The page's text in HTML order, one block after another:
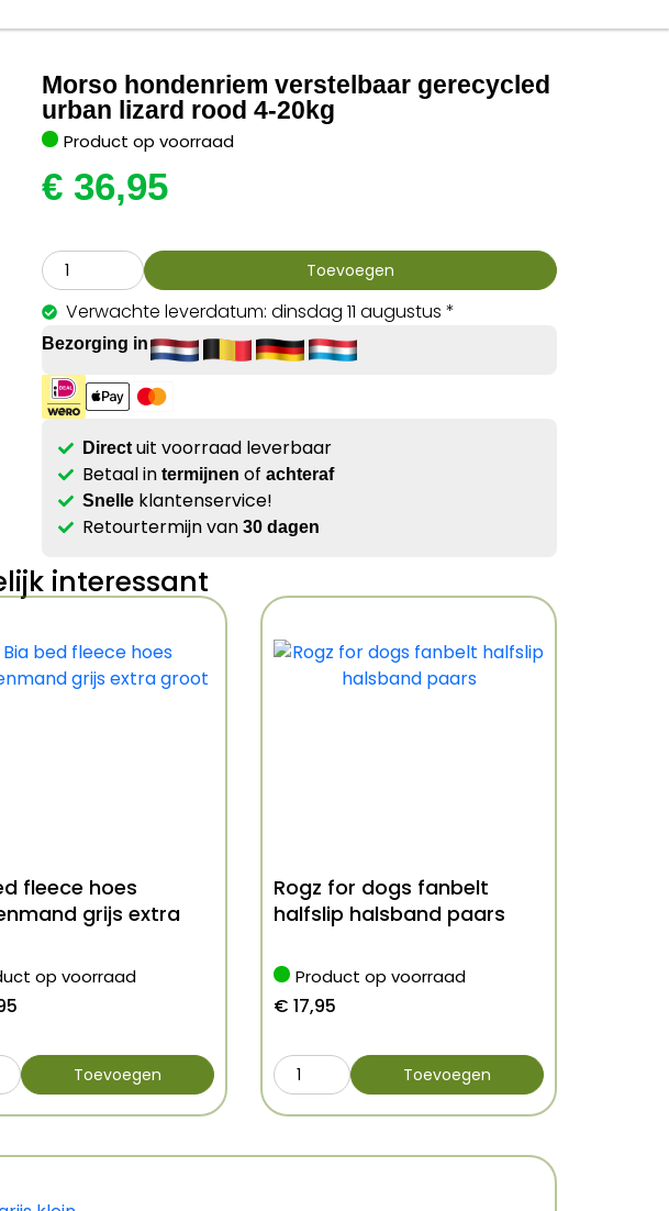
Morso hondenriem verstelbaar gerecycled
urban lizard rood 4-20kg
Product op voorraad
€36,95
Toevoegen
Verwachte leverdatum: dinsdag 11 augustus *
Bezorging in
Directuit voorraad leverbaar
Betaal intermijnen ofachteraf
Snelle klantenservice!
Retourtermijn van30 dagen
interessant
fleece hoes
grijs extra
op voorraad
Toevoegen
Rogz for dogs fanbelt
halfslip halsband paars
Product op voorraad
€ 17,95
Toevoegen